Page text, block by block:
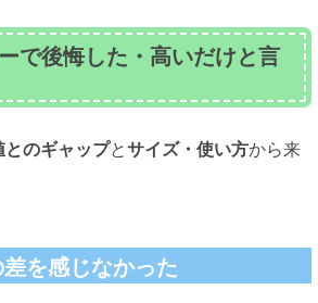
で後悔した・高いだけと言
とのギャップとサイズ・使い方から来
を感じなかった